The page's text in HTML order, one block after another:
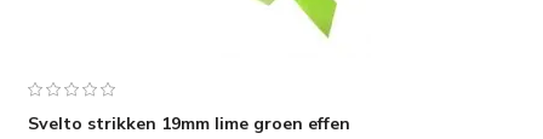
Svelto strikken 19mm lime groen effen